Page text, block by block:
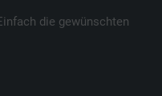
die gewünschten